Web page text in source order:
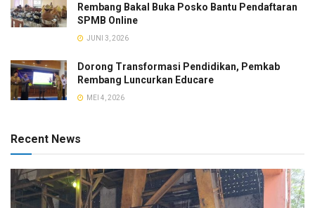
Rembang Bakal Buka Posko Bantu Pendaftaran
SPMB Online
JUNI 3, 2026
Dorong Transformasi Pendidikan, Pemkab
Rembang Luncurkan Educare
MEI 4, 2026
Recent News